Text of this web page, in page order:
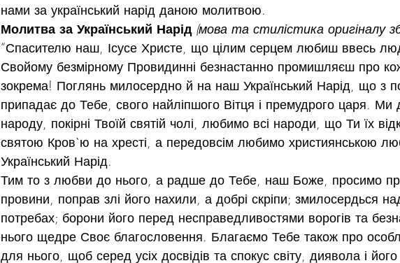
нами за український нарід даною молитвою.
Молитва за Український Нарід (мова та стилістика оригіналу
“Спасителю наш, Ісусе Христе, що цілим серцем любиш ввесь
Свойому безмірному Провидинні безнастанно промишляєш про
зокрема! Поглянь милосердно й на наш Український Нарід, що з
припадає до Тебе, свого найліпшого Вітця і премудрого царя. Ми
народу, покірні Твоїй святій чолі, любимо всі народи, що Ти їх
святою Кров`ю на хресті, а передовсім любимо християнською
Український Нарід.
Тим то з любви до нього, а радше до Тебе, наш Боже, просимо
провини, поправ злі його нахили, а добрі скріпи; змилосердься
потребах; борони його перед несправедливостями ворогів та
нього щедре Своє благословення. Благаємо Тебе також про
для нього, щоб серед усіх досвідів та спокус світу, диявола і його